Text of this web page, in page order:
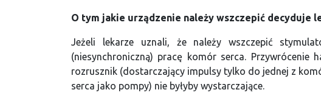
O tym jakie urządzenie należy wszczepić decyduje
Jeżeli lekarze uznali, że należy wszczepić
(niesynchroniczną) pracę komór serca. Przywrócenie
rozrusznik (dostarczający impulsy tylko do jednej z
serca jako pompy) nie byłyby wystarczające.